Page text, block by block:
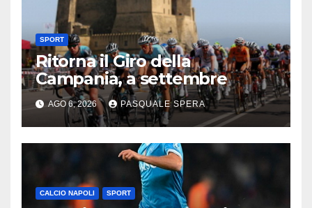
SPORT
Ritorna il Giro della
Campania, a settembre
AGO 6, 2026 PASQUALE SPERA
CALCIO NAPOLI SPORT